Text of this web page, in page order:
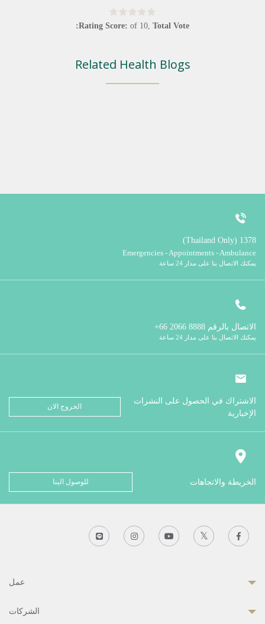
Rating Score: of 10, Total Vote:
Related Health Blogs
1378 (Thailand Only)
Emergencies - Appointments - Ambulance
يمكنك الاتصال بنا على مدار 24 ساعة
الاتصال بالرقم
يمكنك الاتصال بنا على مدار 24 ساعة
الاشتراك في الحصول على النشرات
الإخبارية
الخروج الان
الخريطة والاتجاهات للوصول الينا
عمل
الشركات